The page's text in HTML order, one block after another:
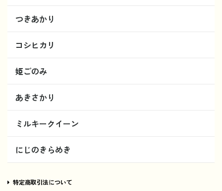
つきあかり
コシヒカリ
姫ごのみ
あきさかり
ミルキークイーン
にじのきらめき
特定商取引法について